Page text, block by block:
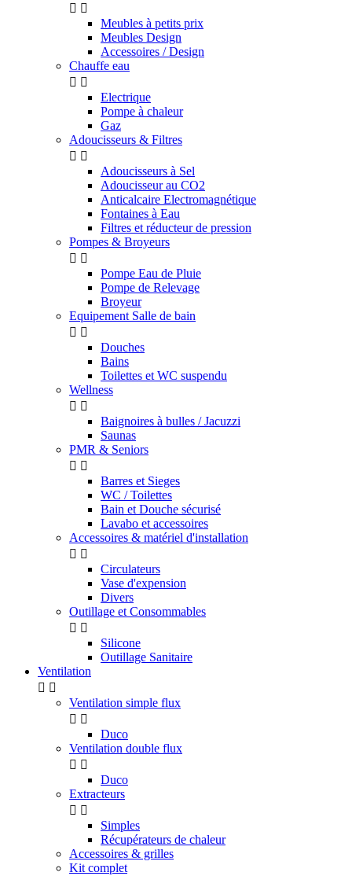
 
Meubles à petits prix
Meubles Design
Accessoires / Design
Chauffe eau
 
Electrique
Pompe à chaleur
Gaz
Adoucisseurs & Filtres
 
Adoucisseurs à Sel
Adoucisseur au CO2
Anticalcaire Electromagnétique
Fontaines à Eau
Filtres et réducteur de pression
Pompes & Broyeurs
 
Pompe Eau de Pluie
Pompe de Relevage
Broyeur
Equipement Salle de bain
 
Douches
Bains
Toilettes et WC suspendu
Wellness
 
Baignoires à bulles / Jacuzzi
Saunas
PMR & Seniors
 
Barres et Sieges
WC / Toilettes
Bain et Douche sécurisé
Lavabo et accessoires
Accessoires & matériel d'installation
 
Circulateurs
Vase d'expension
Divers
Outillage et Consommables
 
Silicone
Outillage Sanitaire
Ventilation
 
Ventilation simple flux
 
Duco
Ventilation double flux
 
Duco
Extracteurs
 
Simples
Récupérateurs de chaleur
Accessoires & grilles
Kit complet